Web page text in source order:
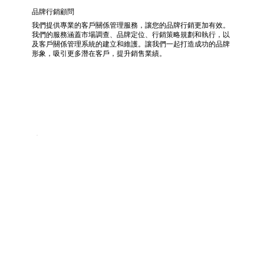
品牌行銷顧問
我們提供專業的客戶關係管理服務，讓您的品牌行銷更加有效。
我們的服務涵蓋市場調查、品牌定位、行銷策略規劃和執行，以
及客戶關係管理系統的建立和維護。讓我們一起打造成功的品牌
形象，吸引更多潛在客戶，提升銷售業績。